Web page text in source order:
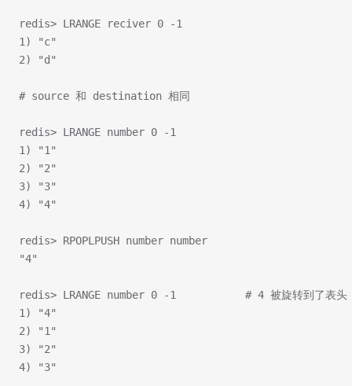
redis> LRANGE reciver 0 -1
1) "c"
2) "d"
# source 和 destination 相同
redis> LRANGE number 0 -1
1) "1"
2) "2"
3) "3"
4) "4"
redis> RPOPLPUSH number number
"4"
redis> LRANGE number 0 -1           # 4 被旋转到了表头
1) "4"
2) "1"
3) "2"
4) "3"